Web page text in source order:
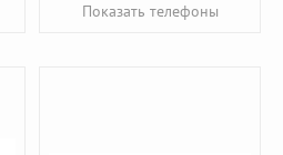
Показать телефоны